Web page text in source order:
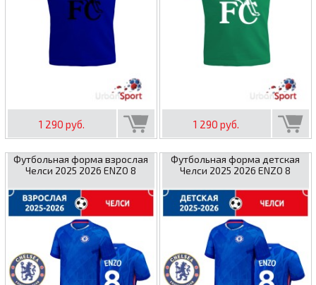
1 290 руб. 1 290 руб.
Футбольная форма взрослая
Челси 2025 2026 ENZO 8
Футбольная форма детская
Челси 2025 2026 ENZO 8